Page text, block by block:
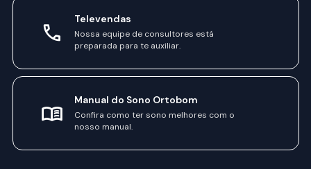
Televendas
Nossa equipe de consultores está
preparada para te auxiliar.
Manual do Sono Ortobom
Confira como ter sono melhores com o
nosso manual.